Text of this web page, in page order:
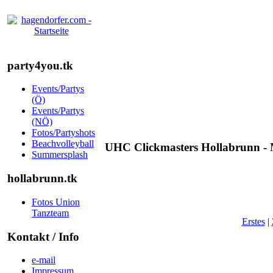
party4you.tk
Events/Partys
(Ö)
Events/Partys
(NÖ)
Fotos/Partyshots
Beachvolleyball
Summersplash
hollabrunn.tk
Fotos Union
Tanzteam
Kontakt / Info
e-mail
UHC Clickmasters Hollabrunn
Erstes|